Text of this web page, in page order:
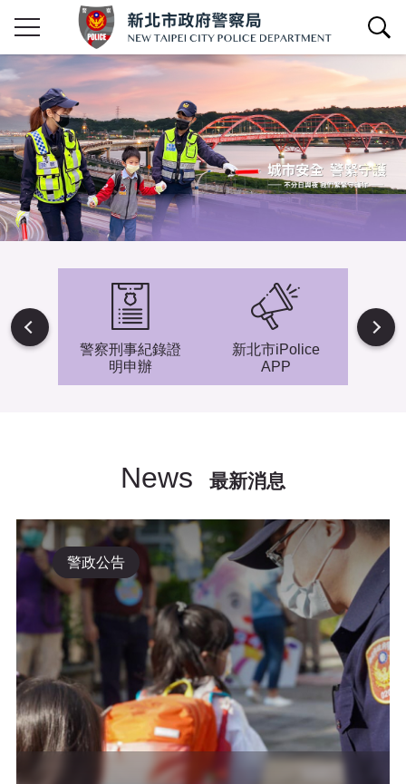
查詢區開關
難專
警察刑事紀錄證
明申辦
新北市iPolice
APP
小小
News 最新消息
警政公告